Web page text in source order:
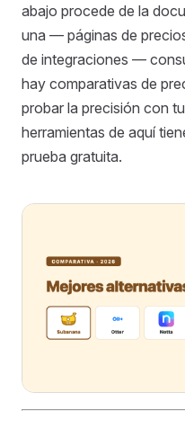
abajo procede de la
una — páginas de
de integraciones —
hay comparativas de
probar la precisión con
herramientas de aquí
prueba gratuita.